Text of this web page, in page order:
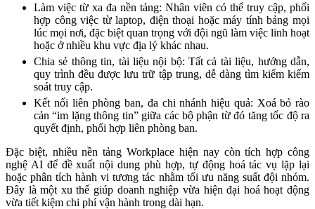
Làm việc từ xa đa nền tảng: Nhân viên có thể truy cập, phối
hợp công việc từ laptop, điện thoại hoặc máy tính bảng mọi
lúc mọi nơi, đặc biệt quan trọng với đội ngũ làm việc linh hoạt
hoặc ở nhiều khu vực địa lý khác nhau.
Chia sẻ thông tin, tài liệu nội bộ: Tất cả tài liệu, hướng dẫn,
quy trình đều được lưu trữ tập trung, dễ dàng tìm kiếm kiểm
soát truy cập.
Kết nối liên phòng ban, đa chi nhánh hiệu quả: Xoá bỏ rào
cản “im lặng thông tin” giữa các bộ phận từ đó tăng tốc độ ra
quyết định, phối hợp liên phòng ban.
Đặc biệt, nhiều nền tảng Workplace hiện nay còn tích hợp công
nghệ AI để đề xuất nội dung phù hợp, tự động hoá tác vụ lặp lại
hoặc phân tích hành vi tương tác nhằm tối ưu năng suất đội nhóm.
Đây là một xu thế giúp doanh nghiệp vừa hiện đại hoá hoạt động
vừa tiết kiệm chi phí vận hành trong dài hạn.